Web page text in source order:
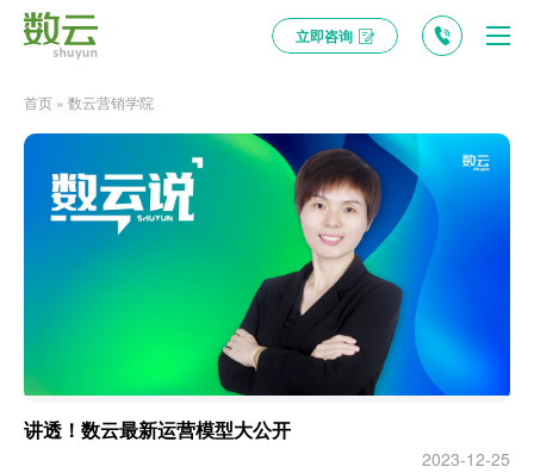
立即咨询
首页 » 数云营销学院
讲透！数云最新运营模型大公开
2023-12-25